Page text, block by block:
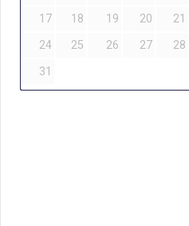
17
18 19 20 21
24
25 26 27 28
31